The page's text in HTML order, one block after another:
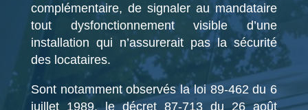
complémentaire, de signaler au mandataire
tout dysfonctionnement visible d’une
installation qui n’assurerait pas la sécurité
des locataires.
Sont notamment observés la loi 89-462 du 6
juillet 1989, le décret 87-713 du 26 août